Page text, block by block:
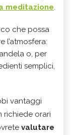
meditazione.
che possa
l’atmosfera:
o, per
semplici,
vantaggi
richiede orari
valutare